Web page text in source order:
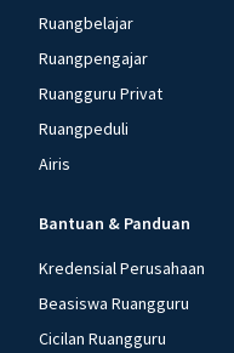
Ruangbelajar
Ruangpengajar
Ruangguru Privat
Ruangpeduli
Airis
Bantuan & Panduan
Kredensial Perusahaan
Beasiswa Ruangguru
Cicilan Ruangguru